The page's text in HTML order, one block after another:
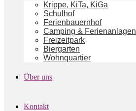
Krippe, KiTa, KiGa
Schulhof
Ferienbauernhof
Camping & Ferienanlagen
Freizeitpark
Biergarten
Wohnquartier
Über uns
Kontakt